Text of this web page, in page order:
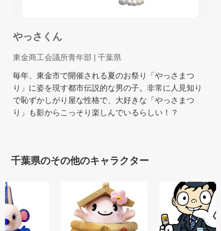
やっさくん
東金商工会議所青年部 | 千葉県
毎年、東金市で開催される夏のお祭り「やっさまつ
り」に姿を現す都市伝説的な男の子。非常に人見知り
で恥ずかしがり屋な性格で、大好きな「やっさまつ
り」も影からこっそり楽しんでいるらしい！？
千葉県のその他のキャラクター